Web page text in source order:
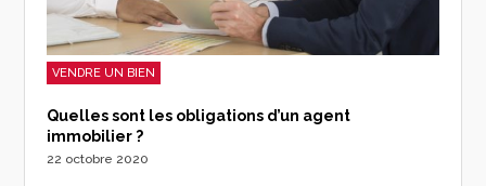
VENDRE UN BIEN
Quelles sont les obligations d’un agent
immobilier ?
22 octobre 2020